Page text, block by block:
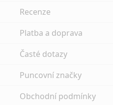
Recenze
Platba a doprava
Časté dotazy
Puncovní značky
Obchodní podmínky